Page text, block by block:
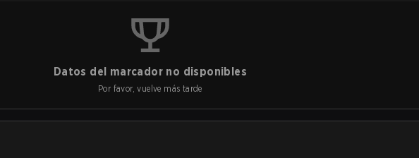
Datos del marcador no disponibles
Por favor, vuelve más tarde